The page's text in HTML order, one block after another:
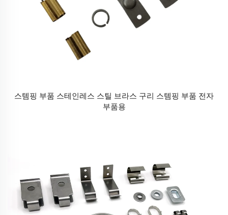
스템핑 부품 스테인레스 스틸 브라스 구리 스템핑 부품 전자
부품용